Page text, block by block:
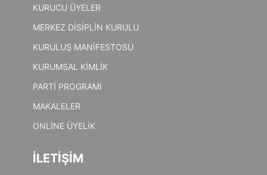
KURUCU ÜYELER
MERKEZ DİSİPLİN KURULU
KURULUŞ MANİFESTOSU
KURUMSAL KİMLİK
PARTİ PROGRAMI
MAKALELER
ONLİNE ÜYELİK
İLETİŞİM